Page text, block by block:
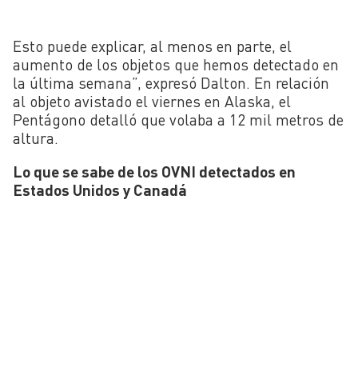
Esto puede explicar, al menos en parte, el
aumento de los objetos que hemos detectado en
la última semana”, expresó Dalton. En relación
al objeto avistado el viernes en Alaska, el
Pentágono detalló que volaba a 12 mil metros de
altura.
Lo que se sabe de los OVNI detectados en
Estados Unidos y Canadá